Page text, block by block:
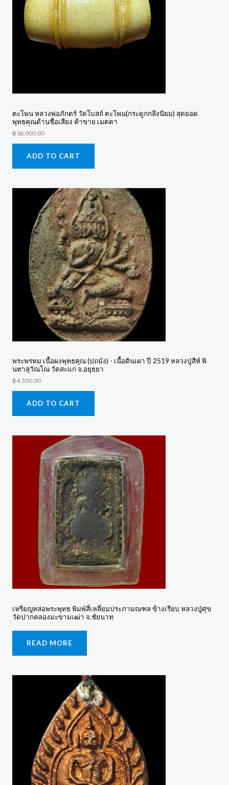
ตะโพน หลวงพ่อภักตร์ วัดโบสถ์ ตะโพน(กระดูกกลึงนิยม) สุดยอด
พุทธคุณด้านชื่อเสียง ค้าขาย เมตตา
฿36,000.00
ADD TO CART
พระพรหม เนื้อผงพุทธคุณ (ปถมัง) - เนื้อดินเผา ปี 2519 หลวงปู่สีห์ พิ
นทาสุวัณโณ วัดสะแก จ.อยุธยา
฿4,500.00
ADD TO CART
เหรียญหล่อพระพุทธ พิมพ์สี่เหลี่ยมประภามณฑล ข้างเรียบ หลวงปู่ศุข
วัดปากคลองมะขามเฒ่า จ.ชัยนาท
READ MORE